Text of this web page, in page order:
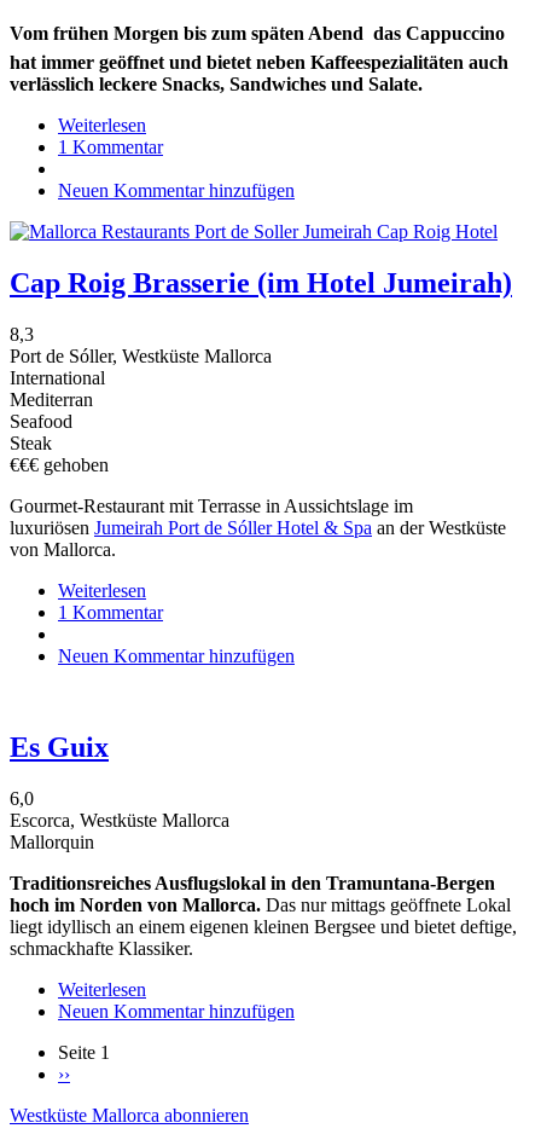
Vom frühen Morgen bis zum späten Abend  das Cappuccino
hat immer geöffnet und bietet neben Kaffeespezialitäten auch
verlässlich leckere Snacks, Sandwiches und Salate.
Weiterlesen
Cappuccino
1 Kommentar
Neuen Kommentar hinzufügen
Cap Roig Brasserie (im Hotel Jumeirah)
8,3
Port de Sóller, Westküste Mallorca
International
Mediterran
Seafood
Steak
€€€ gehoben
Gourmet-Restaurant mit Terrasse in Aussichtslage im
luxuriösen Jumeirah Port de Sóller Hotel & Spa an der Westküste
von Mallorca.
Weiterlesen
Cap
Brasserie
1 Kommentar
Neuen Kommentar hinzufügen
Es Guix
6,0
Escorca, Westküste Mallorca
Mallorquin
Traditionsreiches Ausflugslokal in den Tramuntana-Bergen
hoch im Norden von Mallorca. Das nur mittags geöffnete Lokal
liegt idyllisch an einem eigenen kleinen Bergsee und bietet deftige,
schmackhafte Klassiker.
Weiterlesen
Es
Neuen Kommentar hinzufügen
Seitennummerierung
Seite 1
Nächste
››
Westküste Mallorca abonnieren